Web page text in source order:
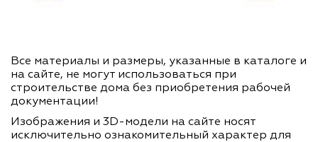
Все материалы и размеры, указанные в каталоге и
на сайте, не могут использоваться при
строительстве дома без приобретения рабочей
документации!
Изображения и 3D-модели на сайте носят
исключительно ознакомительный характер для